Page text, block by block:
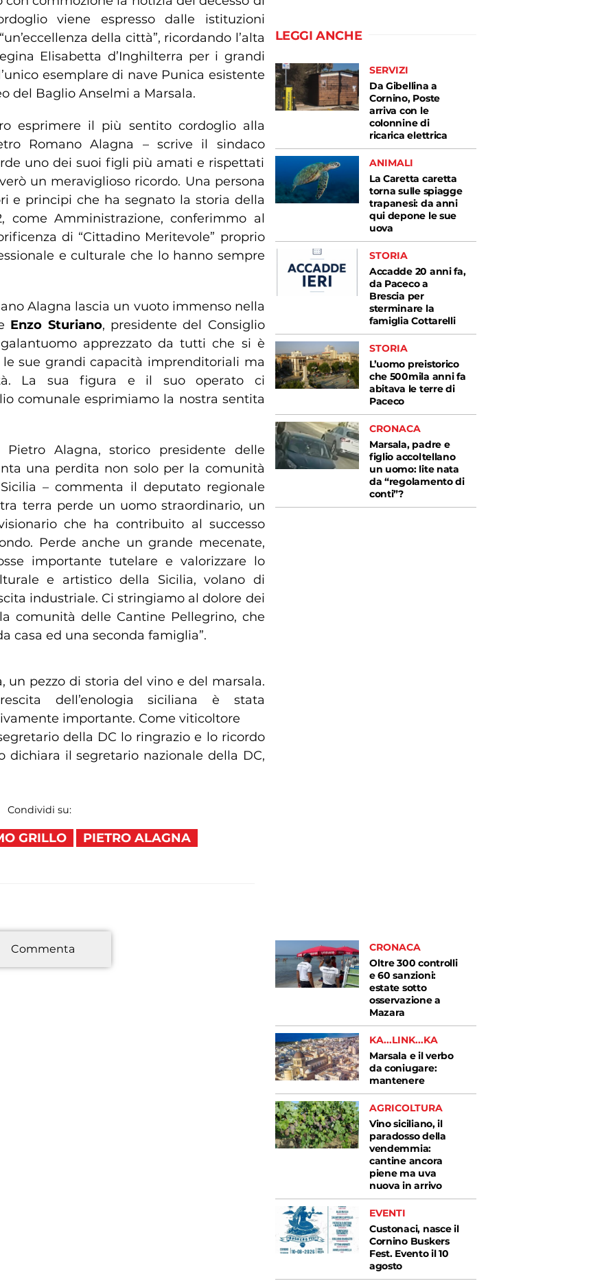
viene espresso dalle istituzioni
della città”, ricordando l’alta
Elisabetta d’Inghilterra per i grandi
esemplare di nave Punica esistente
del Baglio Anselmi a Marsala.
esprimere il più sentito cordoglio alla
Romano Alagna – scrive il sindaco
uno dei suoi figli più amati e rispettati
un meraviglioso ricordo. Una persona
e principi che ha segnato la storia della
come Amministrazione, conferimmo al
di “Cittadino Meritevole” proprio
e culturale che lo hanno sempre
Alagna lascia un vuoto immenso nella
Enzo Sturiano, presidente del Consiglio
apprezzato da tutti che si è
sue grandi capacità imprenditoriali ma
La sua figura e il suo operato ci
comunale esprimiamo la nostra sentita
Pietro Alagna, storico presidente delle
una perdita non solo per la comunità
– commenta il deputato regionale
terra perde un uomo straordinario, un
che ha contribuito al successo
Perde anche un grande mecenate,
importante tutelare e valorizzare lo
e artistico della Sicilia, volano di
industriale. Ci stringiamo al dolore dei
comunità delle Cantine Pellegrino, che
casa ed una seconda famiglia”.
un pezzo di storia del vino e del marsala.
dell’enologia siciliana è stata
importante. Come viticoltore
della DC lo ringrazio e lo ricordo
dichiara il segretario nazionale della DC,
Condividi su:
GRILLO PIETRO ALAGNA
Commenta
LEGGI ANCHE
SERVIZI
Da Gibellina a
Cornino, Poste
arriva con le
colonnine di
ricarica elettrica
ANIMALI
La Caretta caretta
torna sulle spiagge
trapanesi: da anni
qui depone le sue
uova
STORIA
Accadde 20 anni fa,
da Paceco a
Brescia per
sterminare la
famiglia Cottarelli
STORIA
L’uomo preistorico
che 500mila anni fa
abitava le terre di
Paceco
CRONACA
Marsala, padre e
figlio accoltellano
un uomo: lite nata
da “regolamento di
conti”?
CRONACA
Oltre 300 controlli
e 60 sanzioni:
estate sotto
osservazione a
Mazara
KA...LINK...KA
Marsala e il verbo
da coniugare:
mantenere
AGRICOLTURA
Vino siciliano, il
paradosso della
vendemmia:
cantine ancora
piene ma uva
nuova in arrivo
EVENTI
Custonaci, nasce il
Cornino Buskers
Fest. Evento il 10
agosto